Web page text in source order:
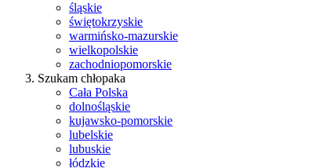
śląskie
świętokrzyskie
warmińsko-mazurskie
wielkopolskie
zachodniopomorskie
Szukam chłopaka
Cała Polska
dolnośląskie
kujawsko-pomorskie
lubelskie
lubuskie
łódzkie